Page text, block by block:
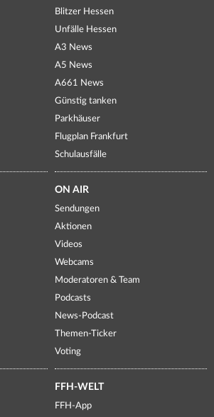
Blitzer Hessen
Unfälle Hessen
A3 News
A5 News
A661 News
Günstig tanken
Parkhäuser
Flugplan Frankfurt
Schulausfälle
ON AIR
Sendungen
Aktionen
Videos
Webcams
Moderatoren & Team
Podcasts
News-Podcast
Themen-Ticker
Voting
FFH-WELT
FFH-App